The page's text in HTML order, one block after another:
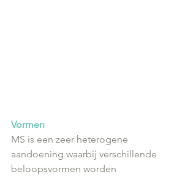
Vormen
MS is een zeer heterogene
aandoening waarbij verschillende
beloopsvormen worden